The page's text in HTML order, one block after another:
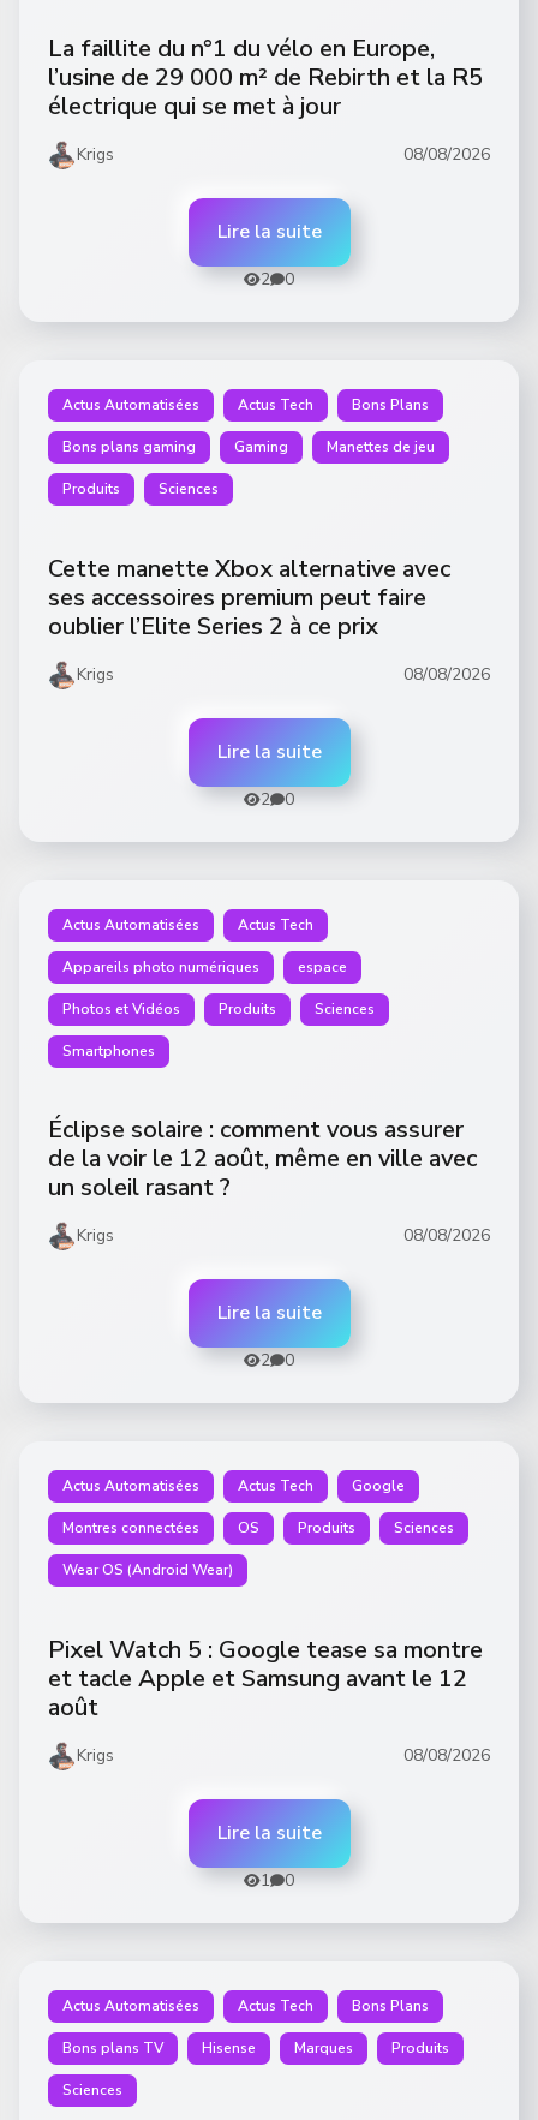
La faillite du n°1 du vélo en Europe,
l’usine de 29 000 m² de Rebirth et la R5
électrique qui se met à jour
Krigs 08/08/2026
Lire la suite
2 0
Actus Automatisées Actus Tech Bons Plans
Bons plans gaming Gaming Manettes de jeu
Produits Sciences
Cette manette Xbox alternative avec
ses accessoires premium peut faire
oublier l’Elite Series 2 à ce prix
Krigs 08/08/2026
Lire la suite
2 0
Actus Automatisées Actus Tech
Appareils photo numériques espace
Photos et Vidéos Produits Sciences
Smartphones
Éclipse solaire : comment vous assurer
de la voir le 12 août, même en ville avec
un soleil rasant ?
Krigs 08/08/2026
Lire la suite
2 0
Actus Automatisées Actus Tech Google
Montres connectées OS Produits Sciences
Wear OS (Android Wear)
Pixel Watch 5 : Google tease sa montre
et tacle Apple et Samsung avant le 12
août
Krigs 08/08/2026
Lire la suite
1 0
Actus Automatisées Actus Tech Bons Plans
Bons plans TV Hisense Marques Produits
Sciences